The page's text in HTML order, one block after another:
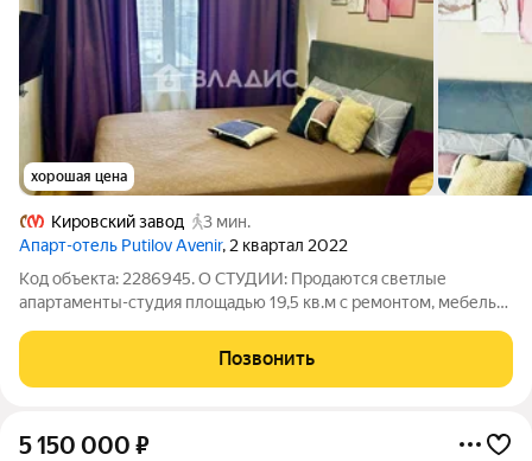
хорошая цена
Кировский завод
3 мин.
Апарт-отель Putilov Avenir, 2 квартал 2022
Код объекта: 2286945. О СТУДИИ: Продаются светлые
aпартаменты-студия площадью 19,5 кв.м с ремонтом, мебелью
Avenir". Студия с видом из окна во двор, санузел
совмещенный. Высота потолков 2,5
Позвонить
5 150 000 ₽